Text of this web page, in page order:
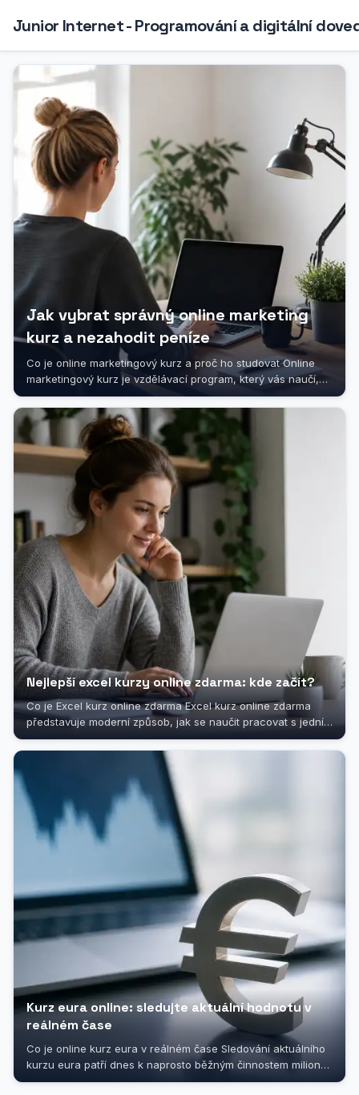
Junior Internet - Programování a digitální
Jak vybrat správný online marketing
kurz a nezahodit peníze
Co je online marketingový kurz a proč ho studovat Online
marketingový kurz je vzdělávací program, který vás naučí,
jak efektivně...
Nejlepší excel kurzy online zdarma: kde začít?
Co je Excel kurz online zdarma Excel kurz online zdarma
představuje moderní způsob, jak se naučit pracovat s jedním
z nejrozšířenějších...
Kurz eura online: sledujte aktuální hodnotu v
reálném čase
Co je online kurz eura v reálném čase Sledování aktuálního
kurzu eura patří dnes k naprosto běžným činnostem milionů
lidí po celé...